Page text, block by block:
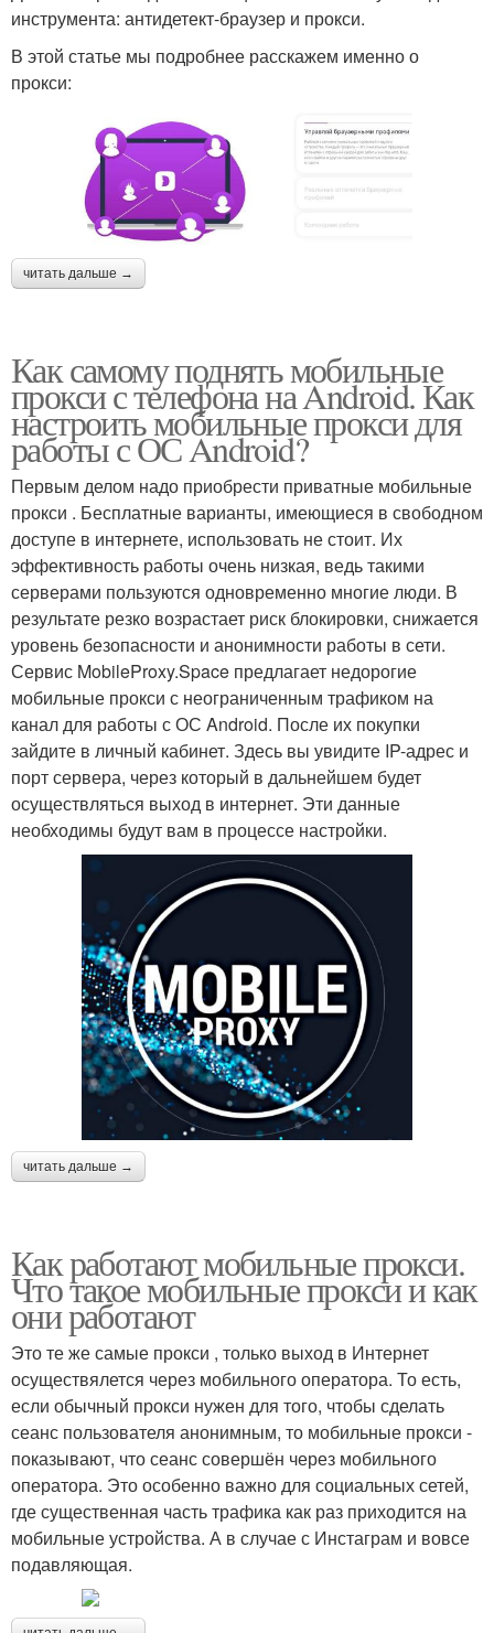
инструмента: антидетект-браузер и прокси.
В этой статье мы подробнее расскажем именно о
прокси:
читать дальше →
Как самому поднять мобильные
прокси с телефона на Android. Как
настроить мобильные прокси для
работы с ОС Android?
Первым делом надо приобрести приватные мобильные
прокси . Бесплатные варианты, имеющиеся в свободном
доступе в интернете, использовать не стоит. Их
эффективность работы очень низкая, ведь такими
серверами пользуются одновременно многие люди. В
результате резко возрастает риск блокировки, снижается
уровень безопасности и анонимности работы в сети.
Сервис MobileProxy.Space предлагает недорогие
мобильные прокси с неограниченным трафиком на
канал для работы с ОС Android. После их покупки
зайдите в личный кабинет. Здесь вы увидите IP-адрес и
порт сервера, через который в дальнейшем будет
осуществляться выход в интернет. Эти данные
необходимы будут вам в процессе настройки.
читать дальше →
Как работают мобильные прокси.
Что такое мобильные прокси и как
они работают
Это те же самые прокси , только выход в Интернет
осуществялется через мобильного оператора. То есть,
если обычный прокси нужен для того, чтобы сделать
сеанс пользователя анонимным, то мобильные прокси -
показывают, что сеанс совершён через мобильного
оператора. Это особенно важно для социальных сетей,
где существенная часть трафика как раз приходится на
мобильные устройства. А в случае с Инстаграм и вовсе
подавляющая.